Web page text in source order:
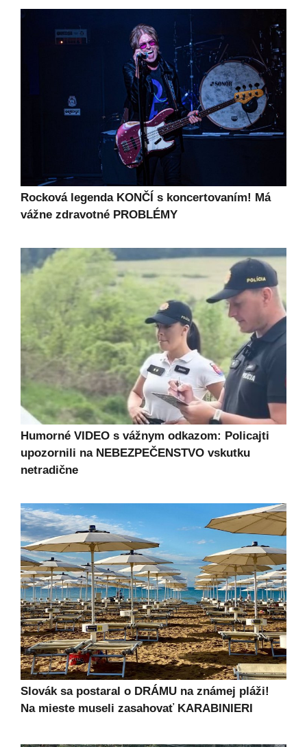
Rocková legenda KONČÍ s koncertovaním! Má
vážne zdravotné PROBLÉMY
Humorné VIDEO s vážnym odkazom: Policajti
upozornili na NEBEZPEČENSTVO vskutku
netradične
Slovák sa postaral o DRÁMU na známej pláži!
Na mieste museli zasahovať KARABINIERI